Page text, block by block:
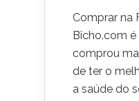
Comprar na
Bicho.com
comprou
de ter o
a saúde do